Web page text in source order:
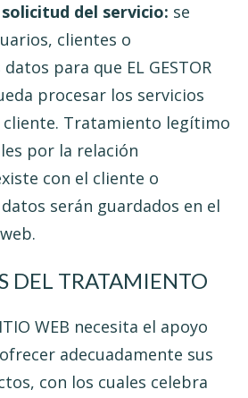
del servicio: se
clientes o
para que EL GESTOR
procesar los servicios
Tratamiento legítimo
por la relación
con el cliente o
serán guardados en el
DEL TRATAMIENTO
WEB necesita el apoyo
adecuadamente sus
con los cuales celebra